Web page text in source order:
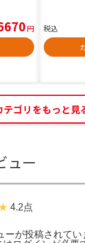
円
税込
テゴリをもっと見
ュー
4.2点
が投稿されてい